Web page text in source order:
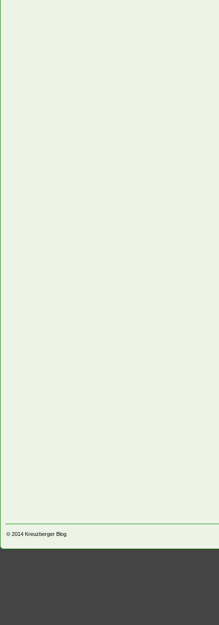
© 2014 Kreuzberger Blog